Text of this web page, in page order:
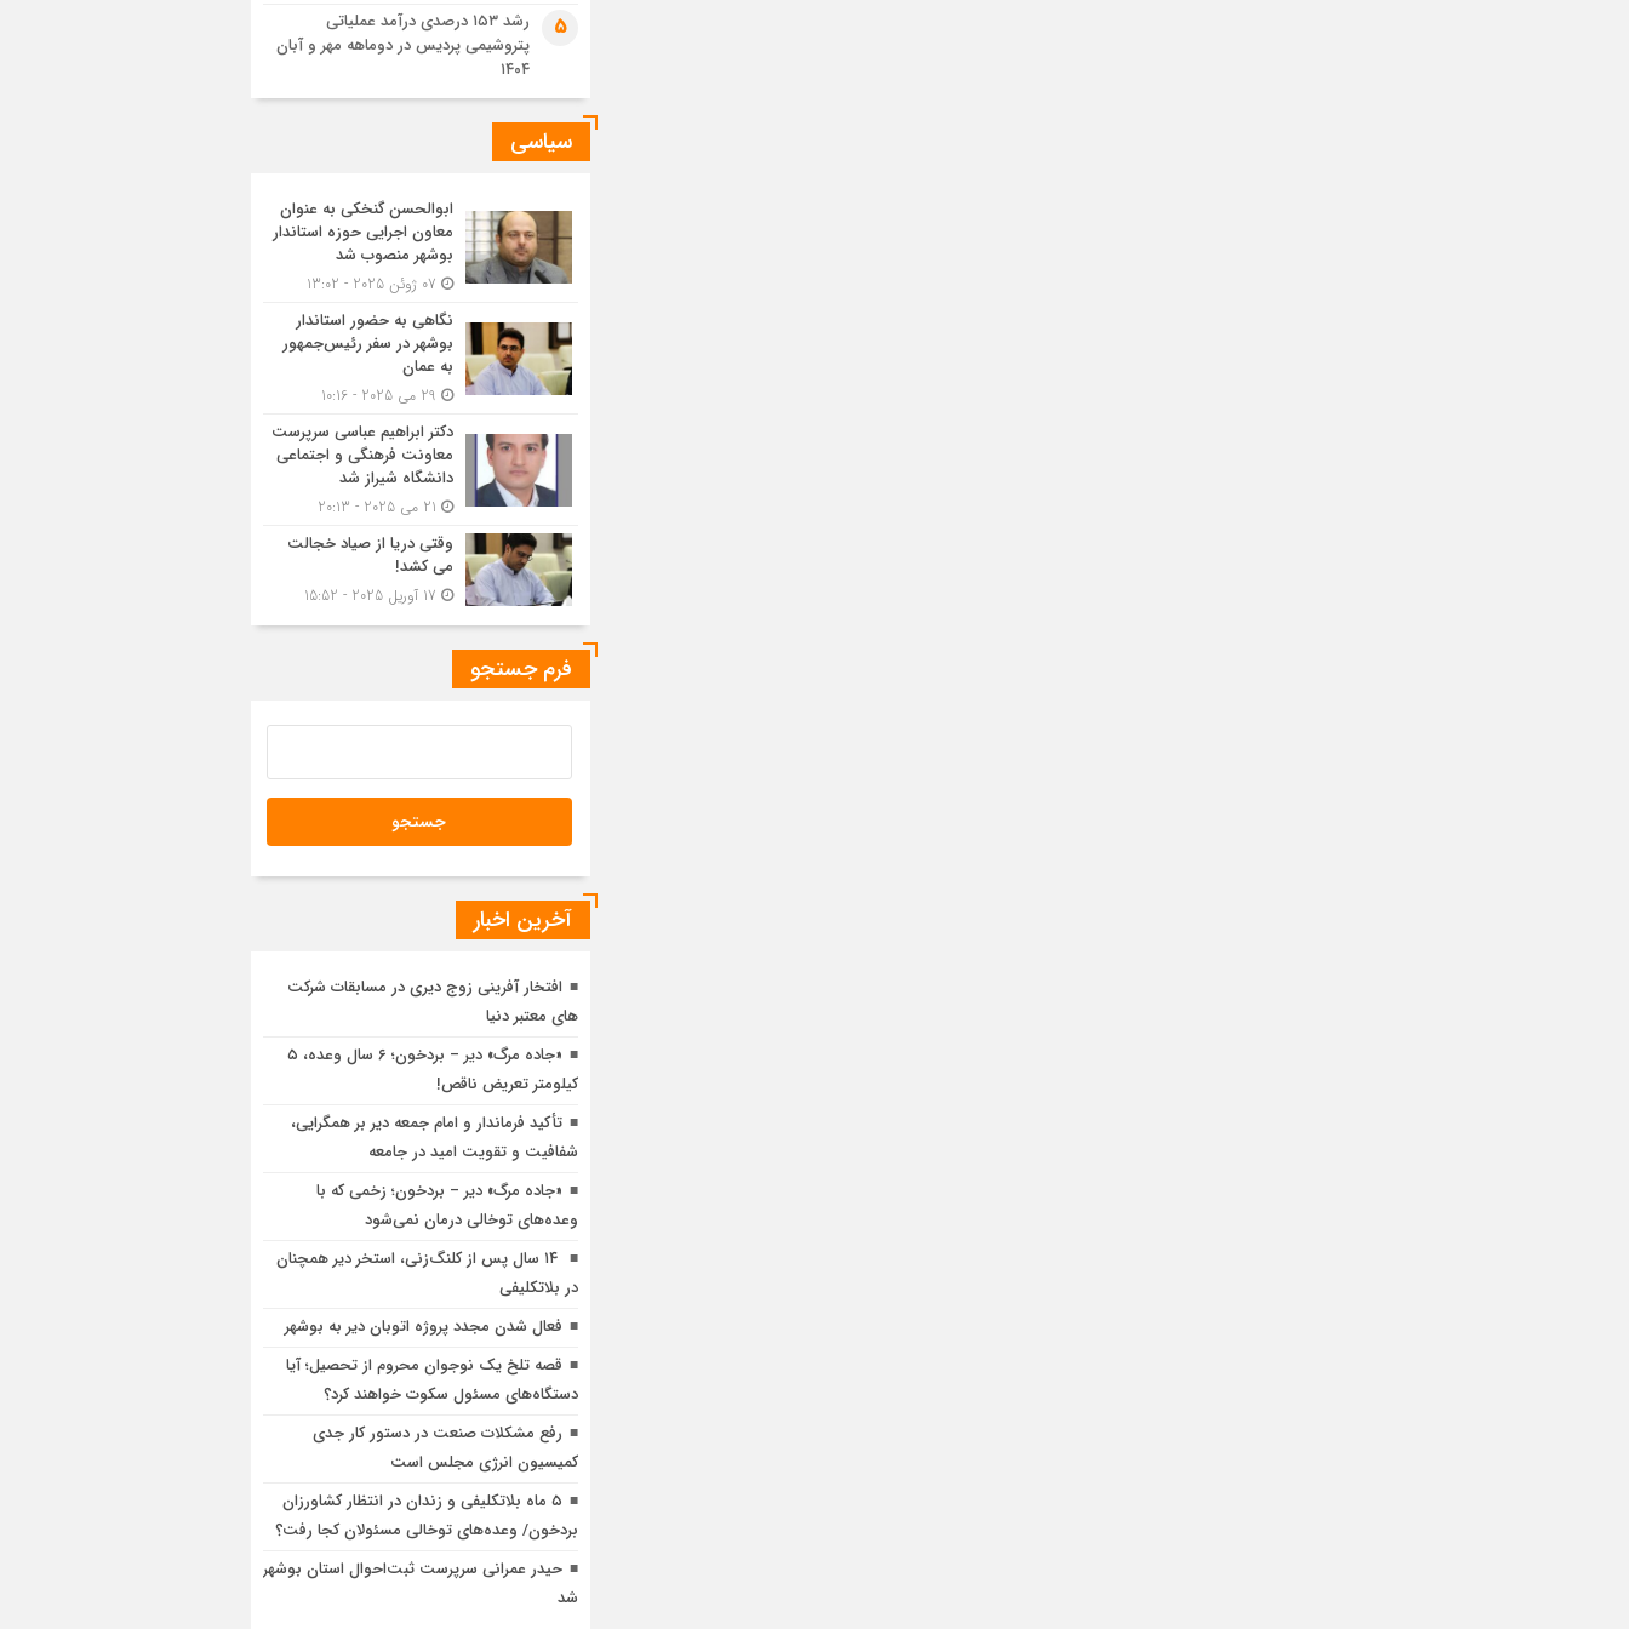
5
رشد ۱۵۳ درصدی درآمد عملیاتی
پتروشیمی پردیس در دوماهه مهر و آبان
۱۴۰۴
سیاسی
ابوالحسن گنخکی به عنوان
معاون اجرایی حوزه استاندار
بوشهر منصوب شد
نگاهی به حضور استاندار
بوشهر در سفر رئیس‌جمهور
به عمان
دکتر ابراهیم عباسی سرپرست
معاونت فرهنگی و اجتماعی
دانشگاه شیراز شد
وقتی دریا از صیاد خجالت
می کشد!
فرم جستجو
آخرین اخبار
افتخار آفرینی زوج دیری در مسابقات شرکت
های معتبر دنیا
«جاده مرگ» دیر – بردخون؛ ۶ سال وعده، ۵
کیلومتر تعریض ناقص!
تأکید فرماندار و امام جمعه دیر بر همگرایی،
شفافیت و تقویت امید در جامعه
«جاده مرگ» دیر – بردخون؛ زخمی که با
وعده‌های توخالی درمان نمی‌شود
۱۴ سال پس از کلنگ‌زنی، استخر دیر همچنان
در بلاتکلیفی
فعال شدن مجدد پروژه اتوبان دیر به بوشهر
قصه تلخ یک نوجوان محروم از تحصیل؛ آیا
دستگاه‌های مسئول سکوت خواهند کرد؟
رفع مشکلات صنعت در دستور کار جدی
کمیسیون انرژی مجلس است
۵ ماه بلاتکلیفی و زندان در انتظار کشاورزان
بردخون/ وعده‌های توخالی مسئولان کجا رفت؟
حیدر عمرانی سرپرست ثبت‌احوال استان بوشهر
شد